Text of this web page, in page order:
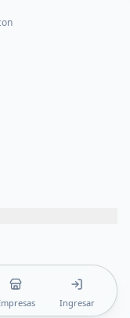
Ingresar